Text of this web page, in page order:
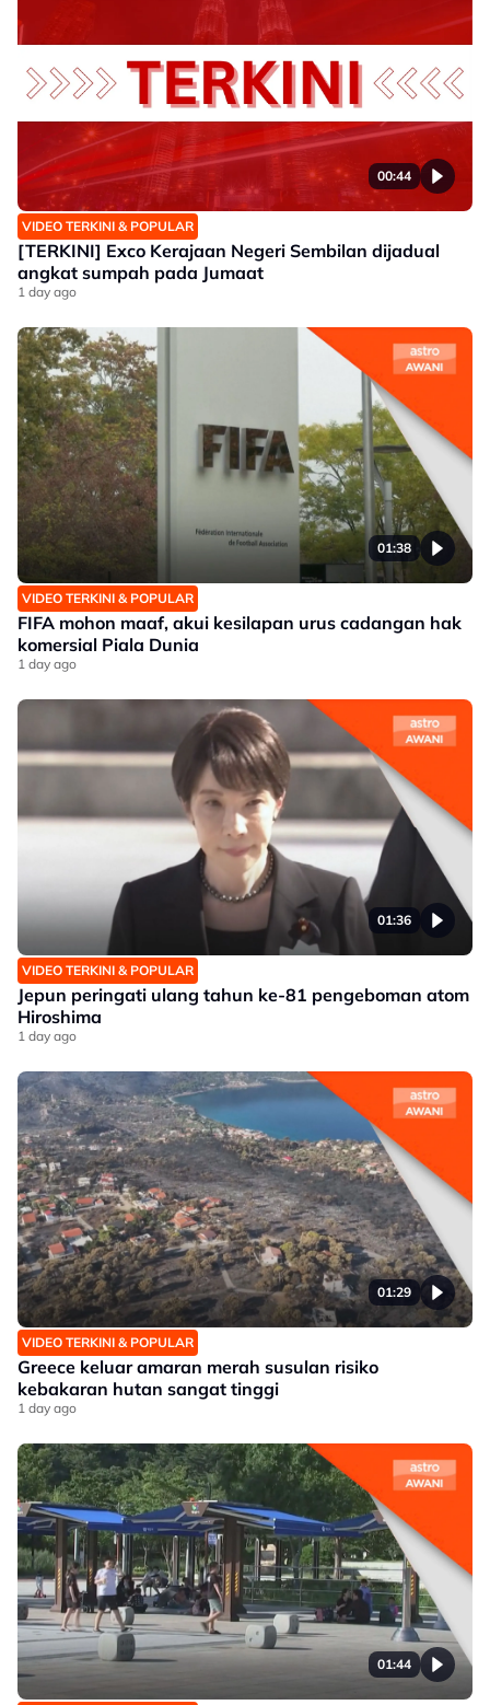
00:44
VIDEO TERKINI & POPULAR
[TERKINI] Exco Kerajaan Negeri Sembilan dijadual
angkat sumpah pada Jumaat
1 day ago
01:38
VIDEO TERKINI & POPULAR
FIFA mohon maaf, akui kesilapan urus cadangan hak
komersial Piala Dunia
1 day ago
01:36
VIDEO TERKINI & POPULAR
Jepun peringati ulang tahun ke-81 pengeboman atom
Hiroshima
1 day ago
01:29
VIDEO TERKINI & POPULAR
Greece keluar amaran merah susulan risiko
kebakaran hutan sangat tinggi
1 day ago
01:44